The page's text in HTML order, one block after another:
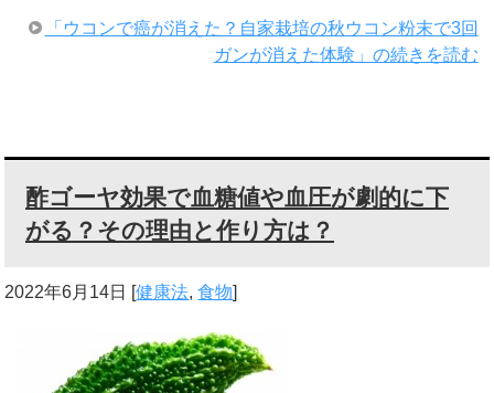
「ウコンで癌が消えた？自家栽培の秋ウコン粉末で3回
ガンが消えた体験」の続きを読む
酢ゴーヤ効果で血糖値や血圧が劇的に下
がる？その理由と作り方は？
2022年6月14日 [健康法,食物]